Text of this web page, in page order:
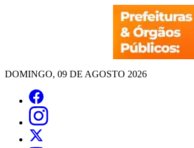
DOMINGO, 09 DE AGOSTO 2026